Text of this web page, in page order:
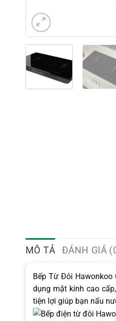
MÔ TẢ ĐÁNH GIÁ
Bếp Từ Đôi Hawonkoo
dụng mặt kính cao
tiện lợi giúp bạn nấu